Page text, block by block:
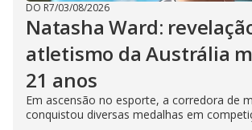
DO R7/03/08/2026
Natasha Ward:
atletismo da Austrália
21 anos
Em ascensão no esporte, a corredora de
conquistou diversas medalhas em